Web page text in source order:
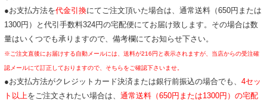
●お支払方法を代金引換にてご注文頂いた場合は、通常送料（650円または
1300円）と代引手数料324円の宅配便にてお届け致します。その場合は数
量はいくつでも承りますので、備考欄にてお知らせ下さい。
※ご注文直後にお届けする自動メールには、送料が216円と表示されますが、当店からの受注確
認メールにて訂正しておりますので、そちらをご確認下さいませ。
●お支払方法がクレジットカード決済または銀行前振込の場合でも、 4セッ
ト 以上をご注文されたい場合は、 通常送料（650円または1300円）の宅配